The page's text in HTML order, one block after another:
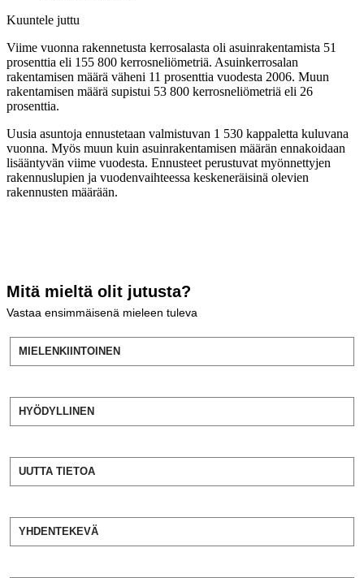
Kuuntele juttu
Viime vuonna rakennetusta kerrosalasta oli asuinrakentamista 51
prosenttia eli 155 800 kerrosneliömetriä. Asuinkerrosalan
rakentamisen määrä väheni 11 prosenttia vuodesta 2006. Muun
rakentamisen määrä supistui 53 800 kerrosneliömetriä eli 26
prosenttia.
Uusia asuntoja ennustetaan valmistuvan 1 530 kappaletta kuluvana
vuonna. Myös muun kuin asuinrakentamisen määrän ennakoidaan
lisääntyvän viime vuodesta. Ennusteet perustuvat myönnettyjen
rakennuslupien ja vuodenvaihteessa keskeneräisinä olevien
rakennusten määrään.
Mitä mieltä olit jutusta?
Vastaa ensimmäisenä mieleen tuleva
MIELENKIINTOINEN
HYÖDYLLINEN
UUTTA TIETOA
YHDENTEKEVÄ